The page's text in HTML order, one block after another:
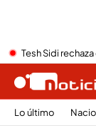
Tesh Sidi
Lo último